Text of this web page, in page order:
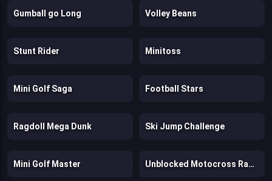
Gumball go Long Volley Beans
Stunt Rider Minitoss
Mini Golf Saga Football Stars
Ragdoll Mega Dunk Ski Jump Challenge
Mini Golf Master Unblocked Motocross Racing